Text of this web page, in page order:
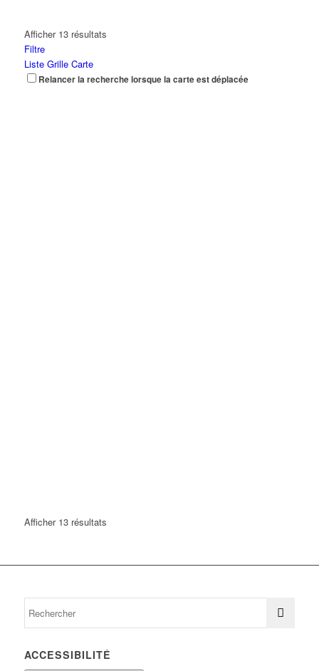
Afficher 13 résultats
Filtre
Liste Grille Carte
Relancer la recherche lorsque la carte est déplacée
Afficher 13 résultats
ACCESSIBILITÉ